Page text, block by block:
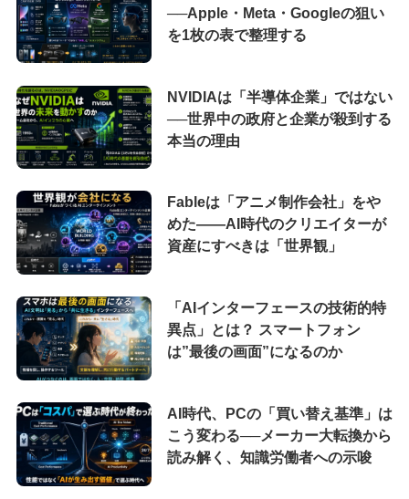
──Apple・Meta・Googleの狙い
を1枚の表で整理する
NVIDIAは「半導体企業」ではない
──世界中の政府と企業が殺到する
本当の理由
Fableは「アニメ制作会社」をや
めた――AI時代のクリエイターが
資産にすべきは「世界観」
「AIインターフェースの技術的特
異点」とは？ スマートフォン
は”最後の画面”になるのか
AI時代、PCの「買い替え基準」は
こう変わる──メーカー大転換から
読み解く、知識労働者への示唆